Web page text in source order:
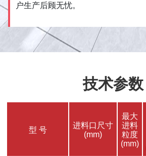
户生产后顾无忧。
技术参数
型 号
进料口尺寸
(mm)
最大
进料
粒度
(mm)